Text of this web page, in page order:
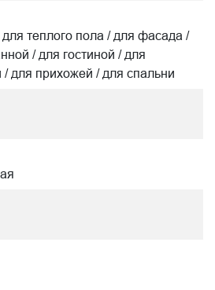
теплого пола / для фасада /
/ для гостиной / для
/ для прихожей / для спальни